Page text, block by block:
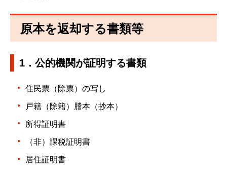
原本を返却する書類等
1．公的機関が証明する書類
住民票（除票）の写し
戸籍（除籍）謄本（抄本）
所得証明書
（非）課税証明書
居住証明書